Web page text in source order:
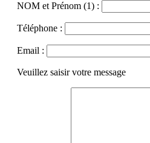
NOM et Prénom (1) :
Téléphone :
Email :
Veuillez saisir votre message